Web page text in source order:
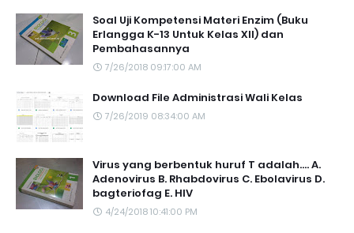
Soal Uji Kompetensi Materi Enzim (Buku
Erlangga K-13 Untuk Kelas XII) dan
Pembahasannya
7/26/2018 09:17:00 AM
Download File Administrasi Wali Kelas
7/26/2019 08:34:00 AM
Virus yang berbentuk huruf T adalah.... A.
Adenovirus B. Rhabdovirus C. Ebolavirus D.
bagteriofag E. HIV
4/24/2018 10:41:00 PM